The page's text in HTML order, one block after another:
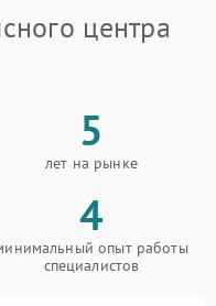
центра
5
лет на рынке
4
опыт работы
специалистов